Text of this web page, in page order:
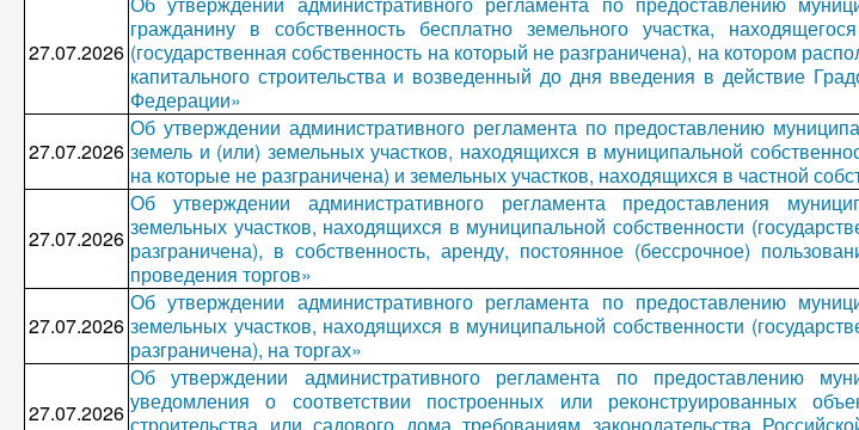
27.07.2026
гражданину в собственность бесплатно земельного участка,
(государственная собственность на который не разграничена), на котором
капитального строительства и возведенный до дня введения в действие
Федерации»
27.07.2026
Об утверждении административного регламента по предоставлению
земель и (или) земельных участков, находящихся в муниципальной
на которые не разграничена) и земельных участков, находящихся в частной
27.07.2026
Об утверждении административного регламента предоставления
земельных участков, находящихся в муниципальной собственности
разграничена), в собственность, аренду, постоянное (бессрочное)
проведения торгов»
27.07.2026
Об утверждении административного регламента по предоставлению
земельных участков, находящихся в муниципальной собственности
разграничена), на торгах»
27.07.2026
Об утверждении административного регламента по предоставлению
уведомления о соответствии построенных или реконструированных